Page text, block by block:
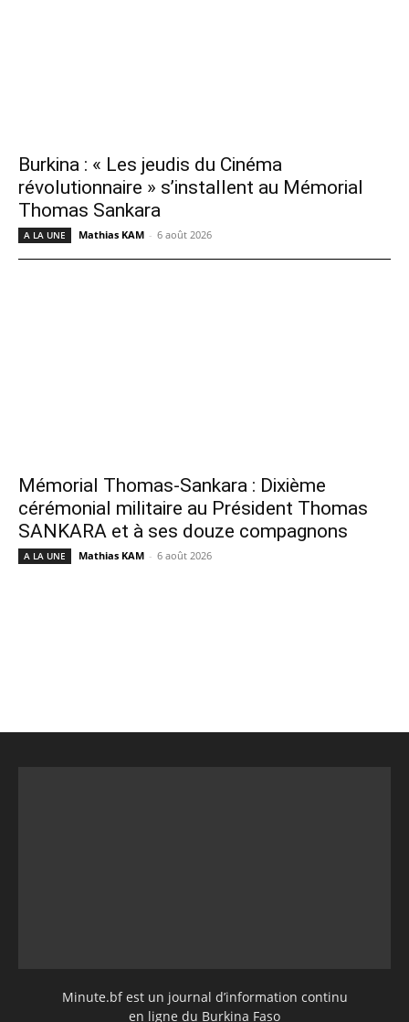
Burkina : « Les jeudis du Cinéma
révolutionnaire » s’installent au Mémorial
Thomas Sankara
A LA UNE Mathias KAM - 6 août 2026
Mémorial Thomas-Sankara : Dixième
cérémonial militaire au Président Thomas
SANKARA et à ses douze compagnons
A LA UNE Mathias KAM - 6 août 2026
Minute.bf est un journal d’information continu
en ligne du Burkina Faso